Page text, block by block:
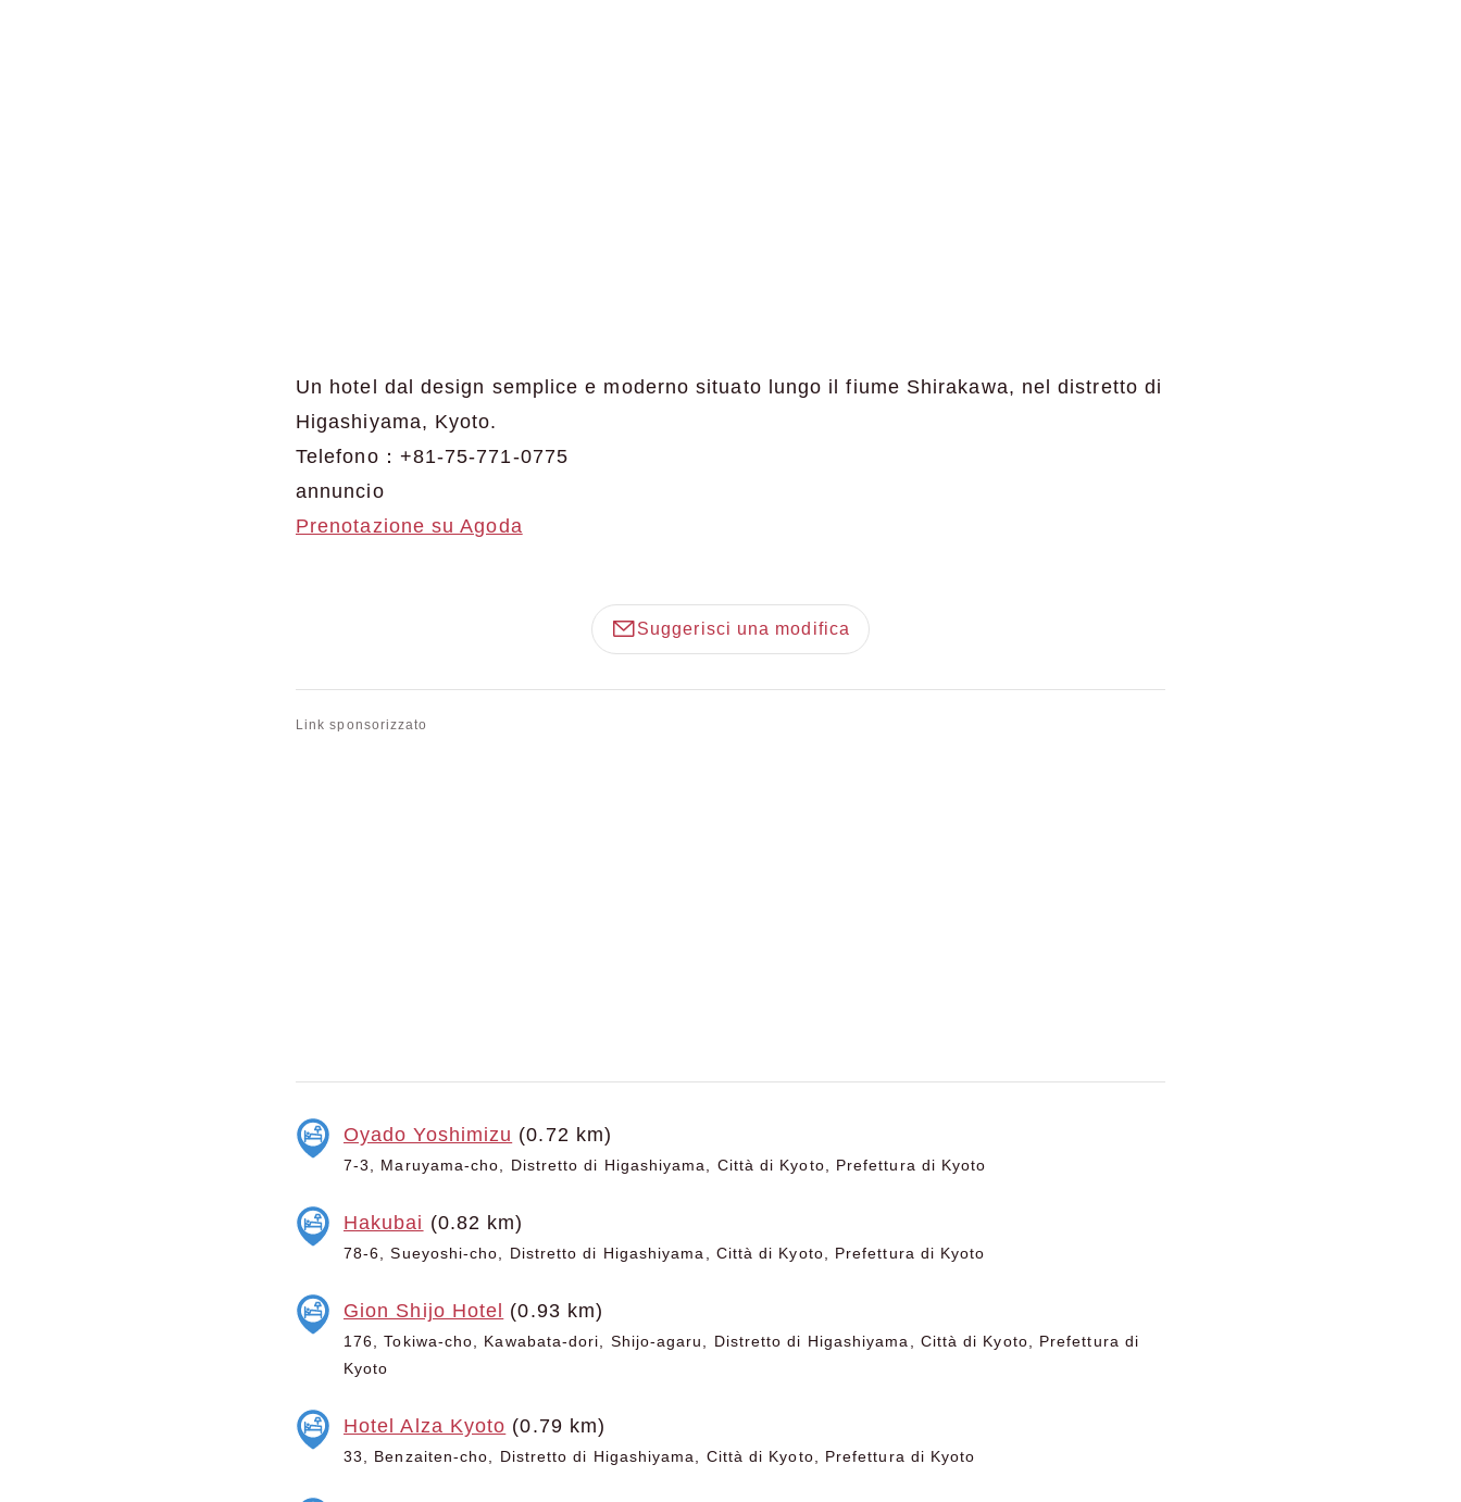
Un hotel dal design semplice e moderno situato lungo il fiume Shirakawa, nel distretto di
Higashiyama, Kyoto.
Telefono：+81-75-771-0775
annuncio
Prenotazione su Agoda
Suggerisci una modifica
Link sponsorizzato
Oyado Yoshimizu (0.72 km)
7-3, Maruyama-cho, Distretto di Higashiyama, Città di Kyoto, Prefettura di Kyoto
Hakubai (0.82 km)
78-6, Sueyoshi-cho, Distretto di Higashiyama, Città di Kyoto, Prefettura di Kyoto
Gion Shijo Hotel (0.93 km)
176, Tokiwa-cho, Kawabata-dori, Shijo-agaru, Distretto di Higashiyama, Città di Kyoto, Prefettura di
Kyoto
Hotel Alza Kyoto (0.79 km)
33, Benzaiten-cho, Distretto di Higashiyama, Città di Kyoto, Prefettura di Kyoto